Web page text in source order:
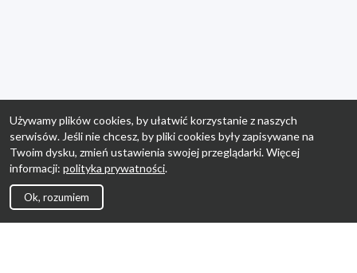
Używamy plików cookies, by ułatwić korzystanie z naszych
serwisów. Jeśli nie chcesz, by pliki cookies były zapisywane na
Twoim dysku, zmień ustawienia swojej przeglądarki. Więcej
informacji: polityka prywatności.
Ok, rozumiem